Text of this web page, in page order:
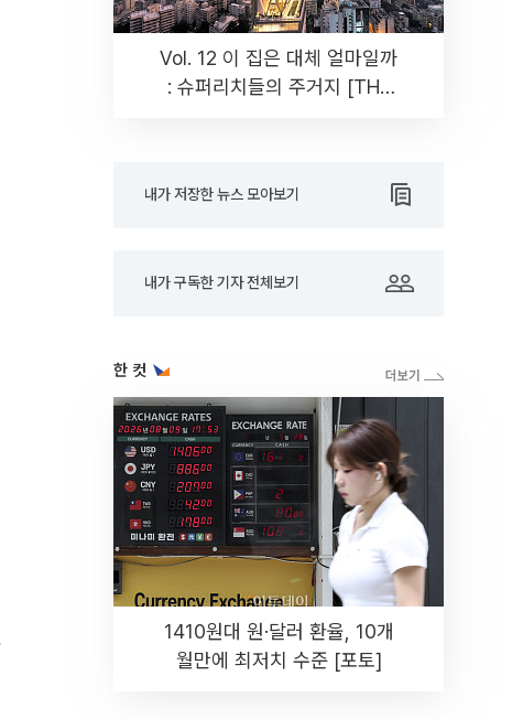
Vol. 12 이 집은 대체 얼마일까
: 슈퍼리치들의 주거지 [THE
내가 저장한 뉴스 모아보기
내가 구독한 기자 전체보기
한 컷
1410원대 원·달러 환율, 10개
월만에 최저치 수준 [포토]